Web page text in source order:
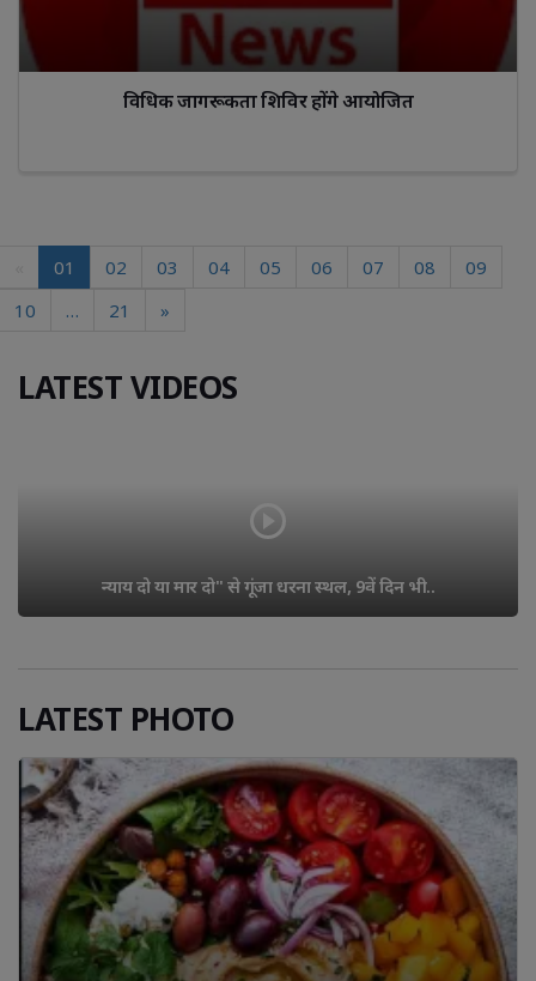
विधिक जागरूकता शिविर होंगे आयोजित
01 02 03 04 05 06 07 08
09
10
… 21 »
LATEST VIDEOS
गूंजा धरना स्थल, 9वें दिन भी..
LATEST PHOTO